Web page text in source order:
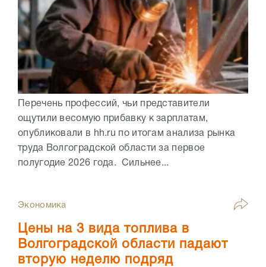
Перечень профессий, чьи представители
ощутили весомую прибавку к зарплатам,
опубликовали в hh.ru по итогам анализа рынка
труда Волгоградской области за первое
полугодие 2026 года. Сильнее...
Экономика
Цены на 3 вида топлива в
Волгоградской области падают
вторую неделю подряд